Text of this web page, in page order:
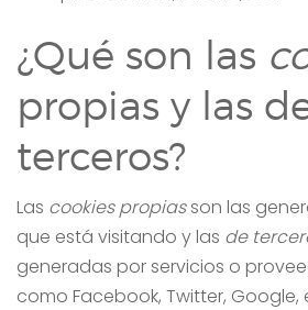
¿Qué son las
propias y las
terceros?
Las cookies propiasson las
que está visitando y las de
generadas por servicios o
como Facebook, Twitter, Google,